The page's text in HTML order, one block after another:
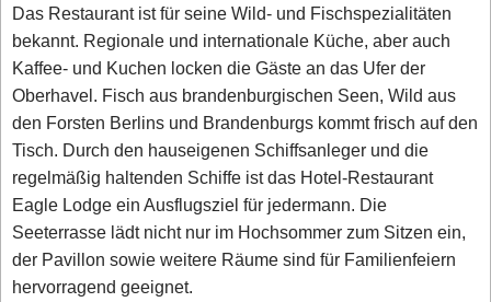
Das Restaurant ist für seine Wild- und Fischspezialitäten
bekannt. Regionale und internationale Küche, aber auch
Kaffee- und Kuchen locken die Gäste an das Ufer der
Oberhavel. Fisch aus brandenburgischen Seen, Wild aus
den Forsten Berlins und Brandenburgs kommt frisch auf den
Tisch. Durch den hauseigenen Schiffsanleger und die
regelmäßig haltenden Schiffe ist das Hotel-Restaurant
Eagle Lodge ein Ausflugsziel für jedermann. Die
Seeterrasse lädt nicht nur im Hochsommer zum Sitzen ein,
der Pavillon sowie weitere Räume sind für Familienfeiern
hervorragend geeignet.